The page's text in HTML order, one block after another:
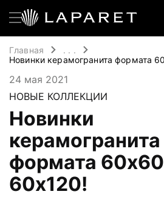
Главная
. . .
Новинки керамогранита формата
24 мая 2021
НОВЫЕ КОЛЛЕКЦИИ
Новинки
керамогранита
формата
60х120!